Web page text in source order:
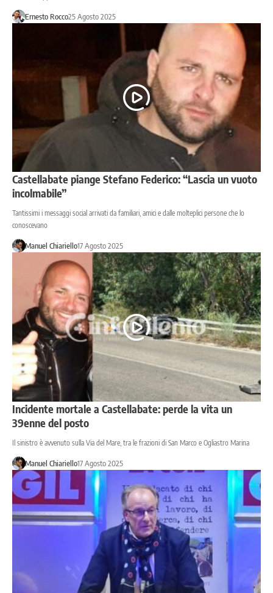
Ernesto Rocco25 Agosto 2025
Castellabate piange Stefano Federico: “Lascia un vuoto
incolmabile”
Tantissimi i messaggi social arrivati da familiari, amici e dalle molteplici persone che lo
conoscevano
Manuel Chiariello17 Agosto 2025
Incidente mortale a Castellabate: perde la vita un
39enne del posto
Il sinistro è avvenuto sulla Via del Mare, tra le frazioni di San Marco e Ogliastro Marina
Manuel Chiariello17 Agosto 2025